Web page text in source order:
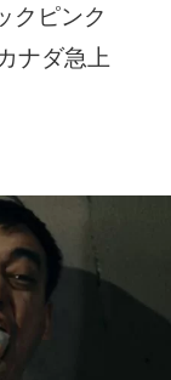
クピンク
ナダ急上